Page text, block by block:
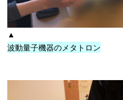
▲
波動量子機器のメタトロン